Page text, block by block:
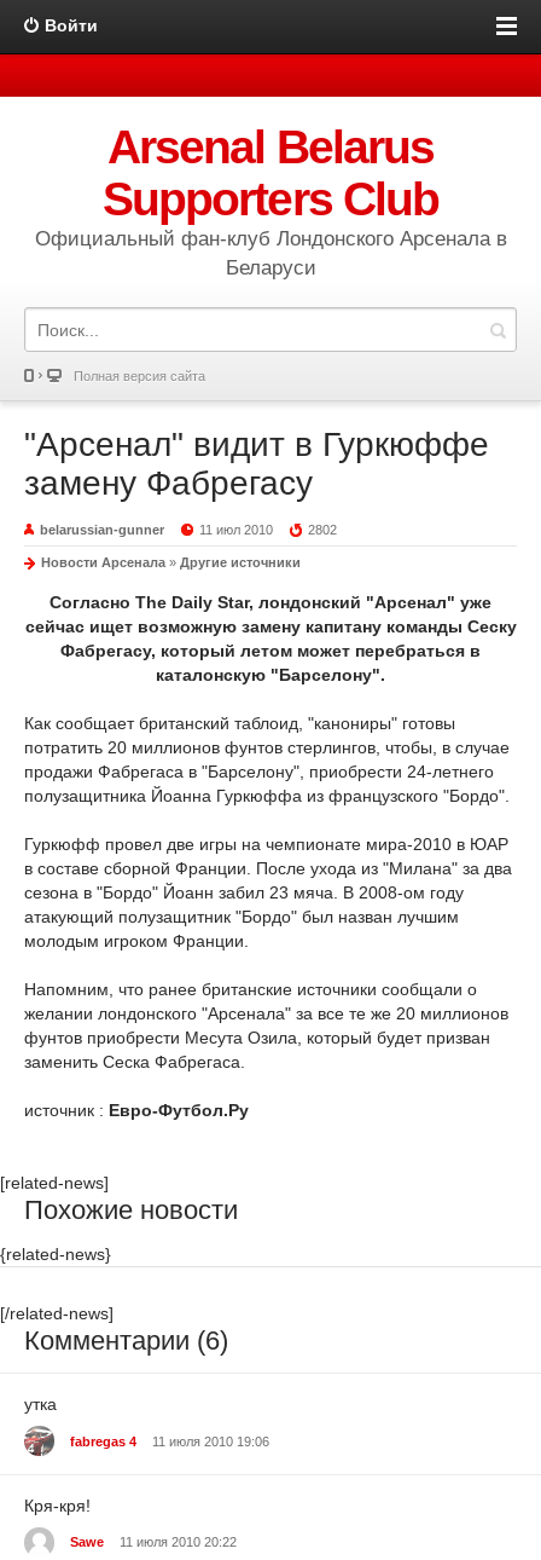
Войти
Arsenal Belarus
Supporters Club
Официальный фан-клуб Лондонского Арсенала в
Беларуси
Полная версия сайта
"Арсенал" видит в Гуркюффе
замену Фабрегасу
belarussian-gunner 11 июл 2010 2802
Новости Арсенала » Другие источники
Согласно The Daily Star, лондонский "Арсенал" уже
сейчас ищет возможную замену капитану команды Сеску
Фабрегасу, который летом может перебраться в
каталонскую "Барселону".
Как сообщает британский таблоид, "канониры" готовы
потратить 20 миллионов фунтов стерлингов, чтобы, в случае
продажи Фабрегаса в "Барселону", приобрести 24-летнего
полузащитника Йоанна Гуркюффа из французского "Бордо".
Гуркюфф провел две игры на чемпионате мира-2010 в ЮАР
в составе сборной Франции. После ухода из "Милана" за два
сезона в "Бордо" Йоанн забил 23 мяча. В 2008-ом году
атакующий полузащитник "Бордо" был назван лучшим
молодым игроком Франции.
Напомним, что ранее британские источники сообщали о
желании лондонского "Арсенала" за все те же 20 миллионов
фунтов приобрести Месута Озила, который будет призван
заменить Сеска Фабрегаса.
источник : Евро-Футбол.Ру
[related-news]
Похожие новости
{related-news}
[/related-news]
Комментарии (6)
утка
fabregas 4 11 июля 2010 19:06
Кря-кря!
Sawe 11 июля 2010 20:22